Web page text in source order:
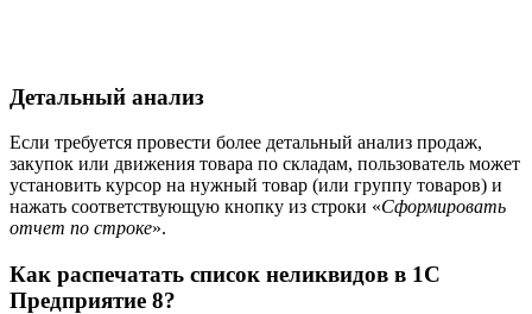
Детальный анализ
Если требуется провести более детальный анализ продаж,
закупок или движения товара по складам, пользователь может
установить курсор на нужный товар (или группу товаров) и
нажать соответствующую кнопку из строки «Сформировать
отчет по строке».
Как распечатать список неликвидов в 1С
Предприятие 8?